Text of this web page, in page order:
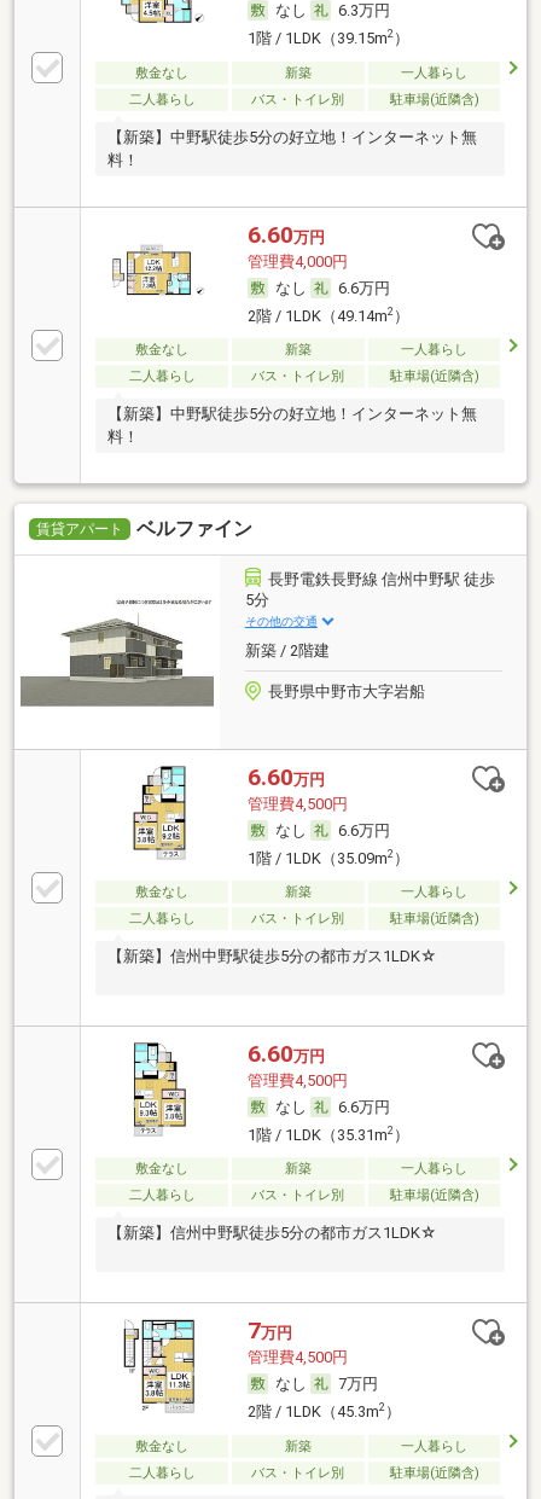
なし
6.3万円
1階 / 1LDK（39.15m2）
敷金なし 新築
一人暮らし
二人暮らし
バス・トイレ別 駐車場(近隣含)
【新築】中野駅徒歩5分の好立地！インターネット無
料！
6.60万円
管理費4,000円
なし
6.6万円
2階 / 1LDK（49.14m2）
敷金なし 新築
一人暮らし
二人暮らし
バス・トイレ別 駐車場(近隣含)
【新築】中野駅徒歩5分の好立地！インターネット無
料！
賃貸アパート ベルファイン
長野電鉄長野線 信州中野駅 徒歩
5分
その他の交通
新築 / 2階建
長野県中野市大字岩船
6.60万円
管理費4,500円
なし
6.6万円
1階 / 1LDK（35.09m2）
敷金なし 新築
一人暮らし
二人暮らし
バス・トイレ別 駐車場(近隣含)
【新築】信州中野駅徒歩5分の都市ガス1LDK☆
6.60万円
管理費4,500円
なし
6.6万円
1階 / 1LDK（35.31m2）
敷金なし 新築
一人暮らし
二人暮らし
バス・トイレ別 駐車場(近隣含)
【新築】信州中野駅徒歩5分の都市ガス1LDK☆
7万円
管理費4,500円
なし
7万円
2階 / 1LDK（45.3m2）
敷金なし 新築
一人暮らし
二人暮らし
バス・トイレ別 駐車場(近隣含)